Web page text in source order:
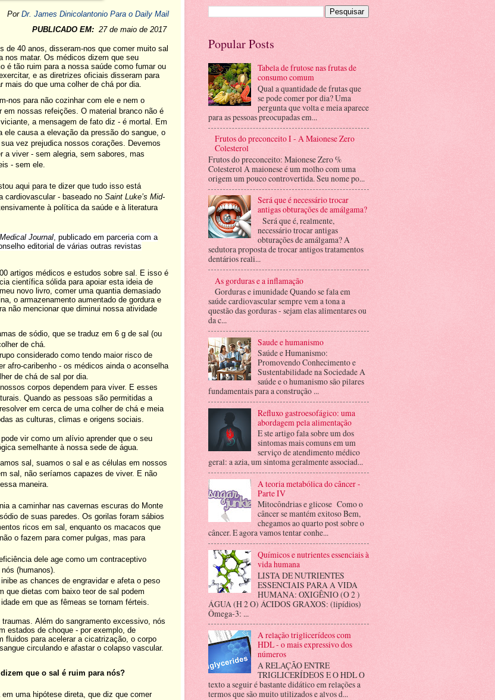
Por Dr. James Dinicolantonio Para o Daily Mail
PUBLICADO EM: 27 de maio de 2017
de 40 anos, disseram-nos que comer muito sal
nos matar. Os médicos dizem que seu
é tão ruim para a nossa saúde como fumar ou
e as diretrizes oficiais disseram para
mais do que uma colher de chá por dia.
nos para não cozinhar com ele e nem o
em nossas refeições. O material branco não é
a mensagem de fato diz - é mortal. Em
ele causa a elevação da pressão do sangue, o
sua vez prejudica nossos corações. Devemos
a viver - sem alegria, sem sabores, mas
​​- sem ele.
aqui para te dizer que tudo isso está
cardiovascular - baseado no Saint Luke’s Mid-
à política da saúde e à literatura
Journal, publicado em parceria com a
editorial de várias outras revistas
artigos médicos e estudos sobre sal. E isso é
científica sólida para apoiar esta ideia de
novo livro, comer uma quantia demasiado
o armazenamento aumentado de gordura e
não mencionar que diminui nossa atividade
de sódio, que se traduz em 6 g de sal (ou
de chá.
considerado como tendo maior risco de
afro-caribenho - os médicos ainda o aconselha
de chá de sal por dia.
corpos dependem para viver. E esses
Quando as pessoas são permitidas a
em cerca de uma colher de chá e meia
as culturas, climas e origens sociais.
vir como um alívio aprender que o seu
semelhante à nossa sede de água.
sal, suamos o sal e as células em nossos
sal, não seríamos capazes de viver. E não
maneira.
a caminhar nas cavernas escuras do Monte
de suas paredes. Os gorilas foram sábios
ricos em sal, enquanto os macacos que
o fazem para comer pulgas, mas para
dele age como um contraceptivo
(humanos).
as chances de engravidar e afeta o peso
que dietas com baixo teor de sal podem
em que as fêmeas se tornam férteis.
Além do sangramento excessivo, nós
estados de choque - por exemplo, de
fluidos para acelerar a cicatrização, o corpo
circulando e afastar o colapso vascular.
que o sal é ruim para nós?
uma hipótese direta, que diz que comer
Popular Posts
Tabela de frutose nas frutas de
consumo comum
Qual a quantidade de frutas que
se pode comer por dia? Uma
pergunta que volta e meia aparece
para as pessoas preocupadas em...
Frutos do preconceito I - A Maionese Zero
Colesterol
Frutos do preconceito: Maionese Zero %
Colesterol A maionese é um molho com uma
origem um pouco controvertida. Seu nome po...
Será que é necessário trocar
antigas obturações de amálgama?
Será que é, realmente,
necessário trocar antigas
obturações de amálgama? A
sedutora proposta de trocar antigos tratamentos
dentários reali...
As gorduras e a inflamação
Gorduras e imunidade Quando se fala em
saúde cardiovascular sempre vem a tona a
questão das gorduras - sejam elas alimentares ou
da c...
Saude e humanismo
Saúde e Humanismo:
Promovendo Conhecimento e
Sustentabilidade na Sociedade A
saúde e o humanismo são pilares
fundamentais para a construção ...
Refluxo gastroesofágico: uma
abordagem pela alimentação
E ste artigo fala sobre um dos
sintomas mais comuns em um
serviço de atendimento médico
geral: a azia, um sintoma geralmente associad...
A teoria metabólica do câncer -
Parte IV
Mitocôndrias e glicose Como o
câncer se mantém exitoso Bem,
chegamos ao quarto post sobre o
câncer. E agora vamos tentar conhe...
Químicos e nutrientes essenciais à
vida humana
LISTA DE NUTRIENTES
ESSENCIAIS PARA A VIDA
HUMANA: OXIGÊNIO (O 2 )
ÁGUA (H 2 O) ÁCIDOS GRAXOS: (lipídios)
Ômega-3: ...
A relação triglicerídeos com
HDL - o mais expressivo dos
números
A RELAÇÃO ENTRE
TRIGLICERÍDEOS E O HDL O
texto a seguir é bastante didático em relações a
termos que são muito utilizados e alvos d...